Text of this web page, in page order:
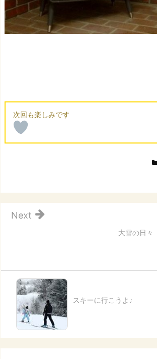
大雪の日々
Next
スキーに行こうよ♪